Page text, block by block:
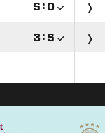
 : 
: 